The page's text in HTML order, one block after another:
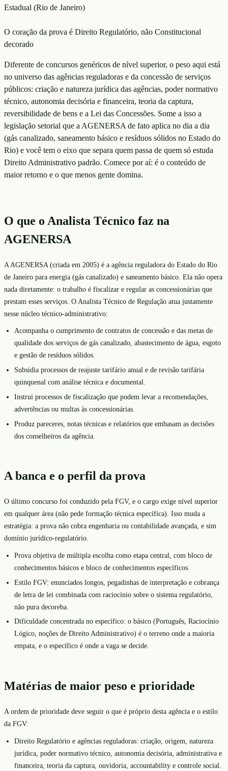
Estadual (Rio de Janeiro)
O coração da prova é Direito Regulatório, não Constitucional
decorado
Diferente de concursos genéricos de nível superior, o peso aqui está
no universo das agências reguladoras e da concessão de serviços
públicos: criação e natureza jurídica das agências, poder normativo
técnico, autonomia decisória e financeira, teoria da captura,
reversibilidade de bens e a Lei das Concessões. Some a isso a
legislação setorial que a AGENERSA de fato aplica no dia a dia
(gás canalizado, saneamento básico e resíduos sólidos no Estado do
Rio) e você tem o eixo que separa quem passa de quem só estuda
Direito Administrativo padrão. Comece por aí: é o conteúdo de
maior retorno e o que menos gente domina.
O que o Analista Técnico faz na
AGENERSA
A AGENERSA (criada em 2005) é a agência reguladora do Estado do Rio
de Janeiro para energia (gás canalizado) e saneamento básico. Ela não opera
nada diretamente: o trabalho é fiscalizar e regular as concessionárias que
prestam esses serviços. O Analista Técnico de Regulação atua justamente
nesse núcleo técnico-administrativo:
Acompanha o cumprimento de contratos de concessão e das metas de
qualidade dos serviços de gás canalizado, abastecimento de água, esgoto
e gestão de resíduos sólidos.
Subsidia processos de reajuste tarifário anual e de revisão tarifária
quinquenal com análise técnica e documental.
Instrui processos de fiscalização que podem levar a recomendações,
advertências ou multas às concessionárias.
Produz pareceres, notas técnicas e relatórios que embasam as decisões
dos conselheiros da agência.
A banca e o perfil da prova
O último concurso foi conduzido pela FGV, e o cargo exige nível superior
em qualquer área (não pede formação técnica específica). Isso muda a
estratégia: a prova não cobra engenharia ou contabilidade avançada, e sim
domínio jurídico-regulatório.
Prova objetiva de múltipla escolha como etapa central, com bloco de
conhecimentos básicos e bloco de conhecimentos específicos.
Estilo FGV: enunciados longos, pegadinhas de interpretação e cobrança
de letra de lei combinada com raciocínio sobre o sistema regulatório,
não pura decoreba.
Dificuldade concentrada no específico: o básico (Português, Raciocínio
Lógico, noções de Direito Administrativo) é o terreno onde a maioria
empata, e o específico é onde a vaga se decide.
Matérias de maior peso e prioridade
A ordem de prioridade deve seguir o que é próprio desta agência e o estilo
da FGV:
Direito Regulatório e agências reguladoras: criação, origem, natureza
jurídica, poder normativo técnico, autonomia decisória, administrativa e
financeira, teoria da captura, ouvidoria, accountability e controle social.